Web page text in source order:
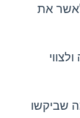
את
שביקשו